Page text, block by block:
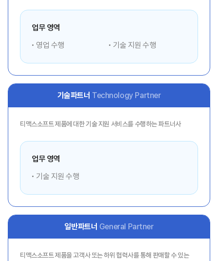
업무 영역
영업 수행
기술 지원 수행
기술파트너 Technology Partner
티맥스소프트 제품에 대한 기술 지원 서비스를 수행하는 파트너사
업무 영역
기술 지원 수행
일반파트너 General Partner
티맥스소프트 제품을 고객사 또는 하위 협력사를 통해 판매할 수 있는